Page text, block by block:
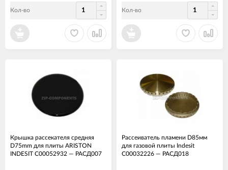
Кол-во Кол-во
Крышка рассекателя средняя
D75mm для плиты ARISTON
INDESIT C00052932 — РАСД007
Рассеиватель пламени D85мм
для газовой плиты Indesit
C00032226 — РАСД018